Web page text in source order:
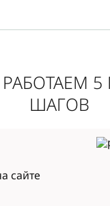
5
ШАГОВ
сайте